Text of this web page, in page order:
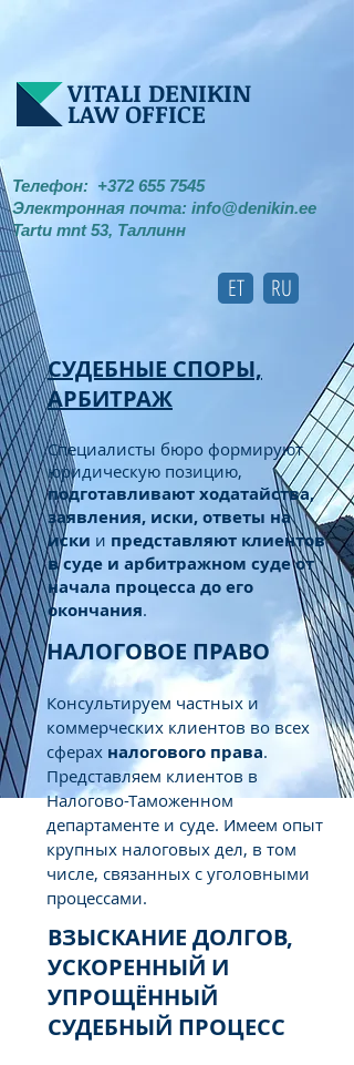
VITALI DENIKIN
LAW OFFICE
Телефон: +372 655 7545
Электронная почта: info@denikin.ee
Tartu mnt 53, Таллинн
ET RU
СУДЕБНЫЕ СПОРЫ,
АРБИТРАЖ
Специалисты бюро формируют
юридическую позицию,
подготавливают ходатайства,
заявления, иски, ответы на
иски и представляют клиентов
в суде и арбитражном суде от
начала процесса до его
окончания.
НАЛОГОВОЕ ПРАВО
Консультируем частных и
коммерческих клиентов во всех
сферах налогового права.
Представляем клиентов в
Налогово-Таможенном
департаменте и суде. Имеем опыт
крупных налоговых дел, в том
числе, связанных с уголовными
процессами.
ВЗЫСКАНИЕ ДОЛГОВ,
УСКОРЕННЫЙ И
УПРОЩЁННЫЙ
СУДЕБНЫЙ ПРОЦЕСС